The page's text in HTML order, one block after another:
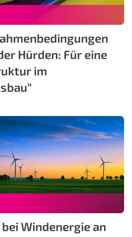
Hürden: Für eine
im
Windenergie an